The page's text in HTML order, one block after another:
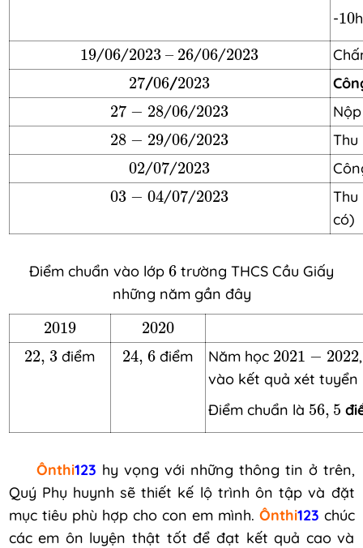
-10
10h
19
19/06
06/2023 – 26
2023 –26/06
06/2023
2023
27
27/06
06/2023
2023
27 − 28
27-28 /06
06/2023
2023
28 − 29
28-29 /06
06/2023
2023
02
02/07
07/2023
2023
03 − 04
03-04 /07
07/2023
2023
Thu
có)
Điểm chuẩn vào lớp 6
6 trường THCS Cầu Giấy
những năm gần đây
2019
2019 2020
2020
22, 3
22,3điểm 24, 6
24,6điểm Năm học 2021 − 2022
2021-2022
vào kết quả xét tuyển
Điểm chuẩn là 56, 5
56 5
Ônthi123 hy vọng với những thông tin ở trên,
Quý Phụ huynh sẽ thiết kế lộ trình ôn tập và đặt
mục tiêu phù hợp cho con em mình. Ônthi123 chúc
các em ôn luyện thật tốt để đạt kết quả cao và